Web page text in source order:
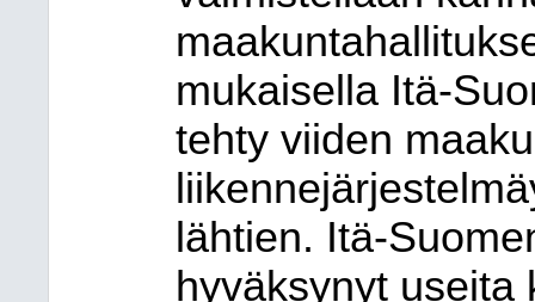
mukaisella Itä-
tehty viiden
lähtien. Itä-
hyväksynyt useita